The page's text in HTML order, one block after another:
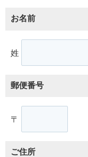
お名前
姓
郵便番号
〒
ご住所